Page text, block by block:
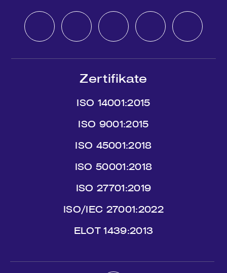
Zertifikate
ISO 14001:2015
ISO 9001:2015
ISO 45001:2018
ISO 50001:2018
ISO 27701:2019
ISO/IEC 27001:2022
ΕLΟΤ 1439:2013